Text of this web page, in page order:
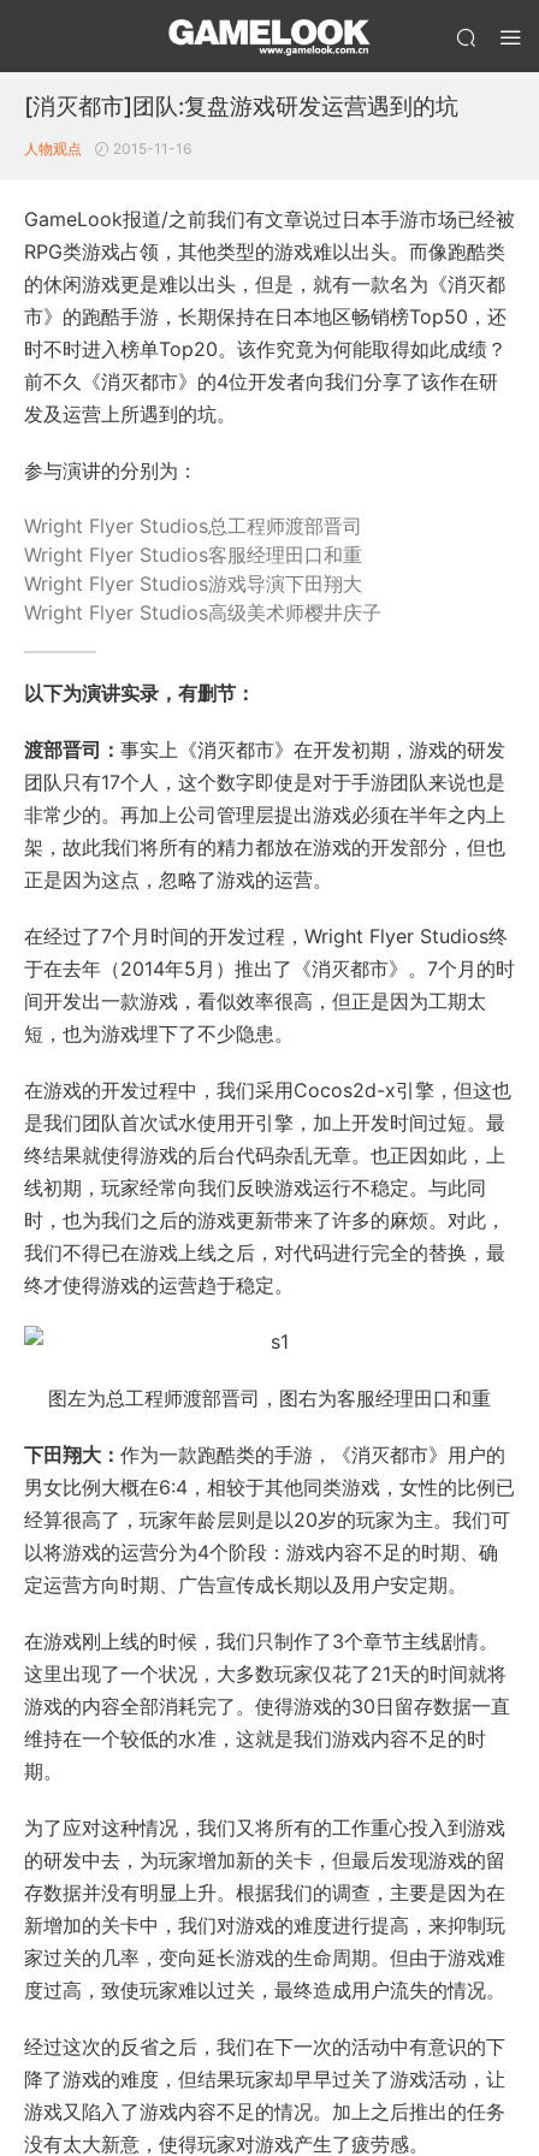
[消灭都市]团队:复盘游戏研发运营遇到的坑
人物观点 2015-11-16
GameLook报道/之前我们有文章说过日本手游市场已经被
RPG类游戏占领，其他类型的游戏难以出头。而像跑酷类
的休闲游戏更是难以出头，但是，就有一款名为《消灭都
市》的跑酷手游，长期保持在日本地区畅销榜Top50，还
时不时进入榜单Top20。该作究竟为何能取得如此成绩？
前不久《消灭都市》的4位开发者向我们分享了该作在研
发及运营上所遇到的坑。
参与演讲的分别为：
Wright Flyer Studios总工程师渡部晋司
Wright Flyer Studios客服经理田口和重
Wright Flyer Studios游戏导演下田翔大
Wright Flyer Studios高级美术师樱井庆子
以下为演讲实录，有删节：
渡部晋司： 事实上《消灭都市》在开发初期，游戏的研发
团队只有17个人，这个数字即使是对于手游团队来说也是
非常少的。再加上公司管理层提出游戏必须在半年之内上
架，故此我们将所有的精力都放在游戏的开发部分，但也
正是因为这点，忽略了游戏的运营。
在经过了7个月时间的开发过程，Wright Flyer Studios终
于在去年（2014年5月）推出了《消灭都市》。7个月的时
间开发出一款游戏，看似效率很高，但正是因为工期太
短，也为游戏埋下了不少隐患。
在游戏的开发过程中，我们采用Cocos2d-x引擎，但这也
是我们团队首次试水使用开引擎，加上开发时间过短。最
终结果就使得游戏的后台代码杂乱无章。也正因如此，上
线初期，玩家经常向我们反映游戏运行不稳定。与此同
时，也为我们之后的游戏更新带来了许多的麻烦。对此，
我们不得已在游戏上线之后，对代码进行完全的替换，最
终才使得游戏的运营趋于稳定。
图左为总工程师渡部晋司，图右为客服经理田口和重
下田翔大： 作为一款跑酷类的手游，《消灭都市》用户的
男女比例大概在6:4，相较于其他同类游戏，女性的比例已
经算很高了，玩家年龄层则是以20岁的玩家为主。我们可
以将游戏的运营分为4个阶段：游戏内容不足的时期、确
定运营方向时期、广告宣传成长期以及用户安定期。
在游戏刚上线的时候，我们只制作了3个章节主线剧情。
这里出现了一个状况，大多数玩家仅花了21天的时间就将
游戏的内容全部消耗完了。使得游戏的30日留存数据一直
维持在一个较低的水准，这就是我们游戏内容不足的时
期。
为了应对这种情况，我们又将所有的工作重心投入到游戏
的研发中去，为玩家增加新的关卡，但最后发现游戏的留
存数据并没有明显上升。根据我们的调查，主要是因为在
新增加的关卡中，我们对游戏的难度进行提高，来抑制玩
家过关的几率，变向延长游戏的生命周期。但由于游戏难
度过高，致使玩家难以过关，最终造成用户流失的情况。
经过这次的反省之后，我们在下一次的活动中有意识的下
降了游戏的难度，但结果玩家却早早过关了游戏活动，让
游戏又陷入了游戏内容不足的情况。加上之后推出的任务
没有太大新意，使得玩家对游戏产生了疲劳感。